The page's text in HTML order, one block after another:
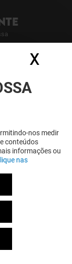
nos medir
conteúdos
informações ou
nas
X